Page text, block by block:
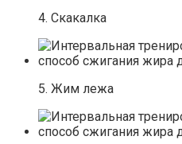
4. Скакалка
5. Жим лежа